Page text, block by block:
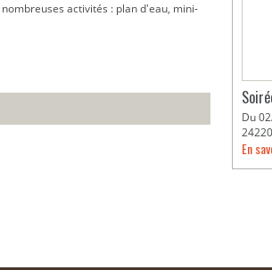
activités : plan d'eau, mini-
Du
En